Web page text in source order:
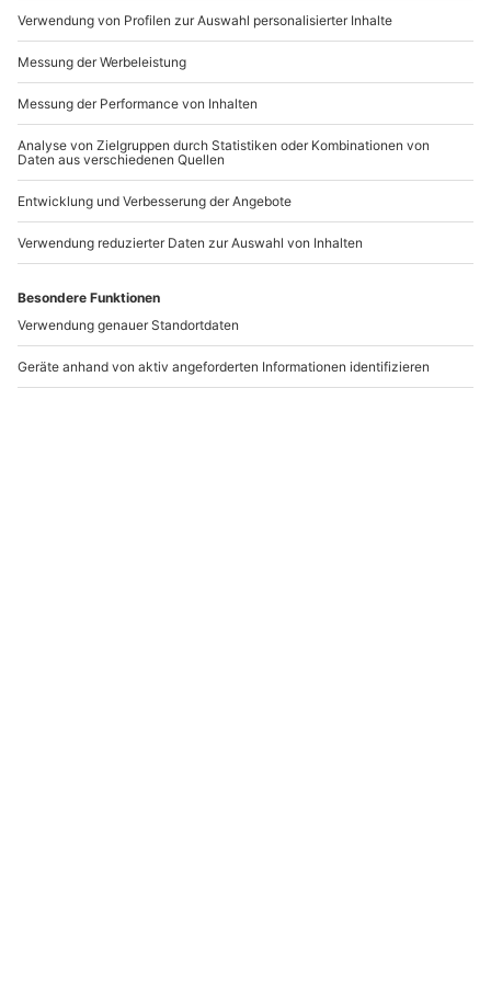
Artikelnummer:32637
Andere Produkte entdecken
Oberursel